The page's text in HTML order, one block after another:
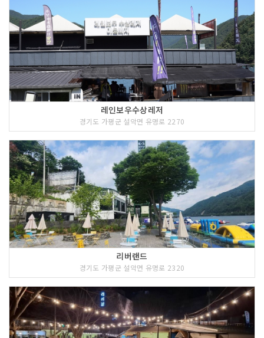
레인보우수상레저
경기도 가평군 설악면 유명로 2270
리버랜드
경기도 가평군 설악면 유명로 2320